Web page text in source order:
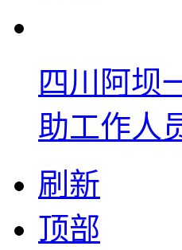
四川阿坝
助工作人
刷新
顶部